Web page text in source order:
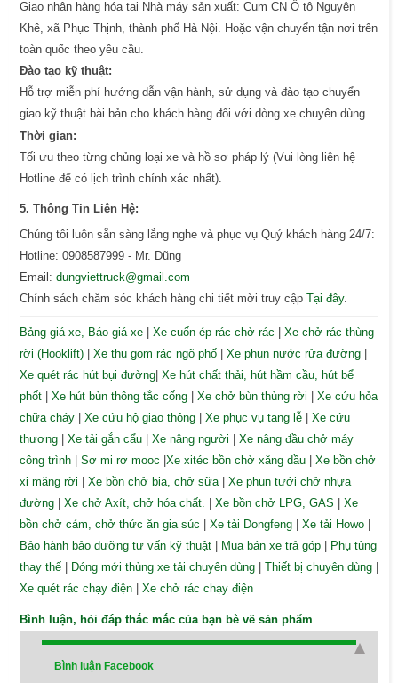
Giao nhận hàng hóa tại Nhà máy sản xuất: Cụm CN Ô tô Nguyên
Khê, xã Phục Thịnh, thành phố Hà Nội. Hoặc vận chuyển tận nơi trên
toàn quốc theo yêu cầu.
Đào tạo kỹ thuật:
Hỗ trợ miễn phí hướng dẫn vận hành, sử dụng và đào tạo chuyển
giao kỹ thuật bài bản cho khách hàng đối với dòng xe chuyên dùng.
Thời gian:
Tối ưu theo từng chủng loại xe và hồ sơ pháp lý (Vui lòng liên hệ
Hotline để có lịch trình chính xác nhất).
5. Thông Tin Liên Hệ:
Chúng tôi luôn sẵn sàng lắng nghe và phục vụ Quý khách hàng 24/7:
Hotline: 0908587999 - Mr. Dũng
Email: dungviettruck@gmail.com
Chính sách chăm sóc khách hàng chi tiết mời truy cập Tại đây.
Bảng giá xe, Báo giá xe Xe cuốn ép rác chở rác
Xe chở rác thùng
rời (Hooklift)
Xe thu gom rác ngõ phố Xe phun nước rửa đường
Xe quét rác hút bụi đường Xe hút chất thải, hút hầm cầu, hút bể
phốt
Xe hút bùn thông tắc cống Xe chở bùn thùng rời
Xe cứu hỏa
chữa cháy
Xe cứu hộ giao thông Xe phục vụ tang lễ
Xe cứu
thương
Xe tải gắn cẩu Xe nâng người
Xe nâng đầu chở máy
công trình
Sơ mi rơ mooc Xe xitéc bồn chở xăng dầu
Xe bồn chở
xi măng rời
Xe bồn chở bia, chở sữa| Xe phun tưới chở nhựa
đường
Xe chở Axít, chở hóa chất. Xe bồn chở LPG, GAS
Xe
bồn chở cám, chở thức ăn gia súc
Xe tải Dongfeng Xe tải Howo
Bảo hành bảo dưỡng tư vấn kỹ thuật
Mua bán xe trả góp
Phụ tùng
thay thế
Đóng mới thùng xe tải chuyên dùng Thiết bị chuyên dùng
Xe quét rác chạy điện
Xe chở rác chạy điện
Bình luận, hỏi đáp thắc mắc của bạn bè về sản phẩm
Bình luận Facebook